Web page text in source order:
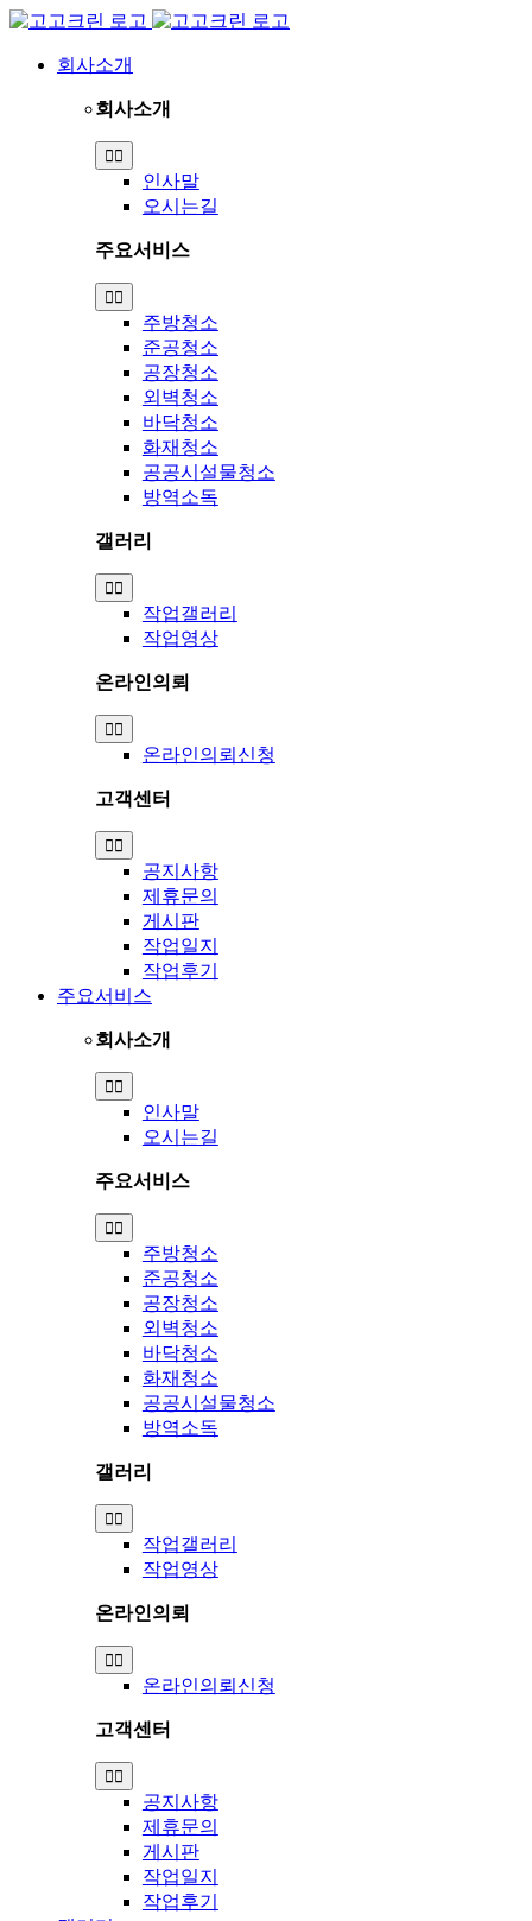
Skip
content회사소개
회사소개
Toggle
Navigation
인사말
오시는길
주요서비스
Toggle
Navigation
주방청소
준공청소
공장청소
외벽청소
바닥청소
화재청소
공공시설물청소
방역소독
갤러리
Toggle
Navigation
작업갤러리
작업영상
온라인의뢰
Toggle
Navigation
온라인의뢰신청
고객센터
Toggle
Navigation
공지사항
제휴문의
게시판
작업일지
작업후기
주요서비스
회사소개
Toggle
Navigation
인사말
오시는길
주요서비스
Toggle
Navigation
주방청소
준공청소
공장청소
외벽청소
바닥청소
화재청소
공공시설물청소
방역소독
갤러리
Toggle
Navigation
작업갤러리
작업영상
온라인의뢰
Toggle
Navigation
온라인의뢰신청
고객센터
Toggle
Navigation
공지사항
제휴문의
게시판
작업일지
작업후기